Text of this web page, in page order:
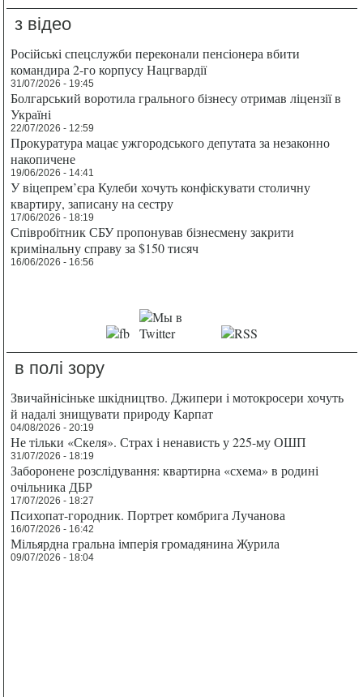
з відео
Російські спецслужби переконали пенсіонера вбити
командира 2-го корпусу Нацгвардії
31/07/2026 - 19:45
Болгарський воротила грального бізнесу отримав ліцензії в
Україні
22/07/2026 - 12:59
Прокуратура мацає ужгородського депутата за незаконно
накопичене
19/06/2026 - 14:41
У віцепрем’єра Кулеби хочуть конфіскувати столичну
квартиру, записану на сестру
17/06/2026 - 18:19
Співробітник СБУ пропонував бізнесмену закрити
кримінальну справу за $150 тисяч
16/06/2026 - 16:56
в полі зору
Звичайнісіньке шкідництво. Джипери і мотокросери хочуть
й надалі знищувати природу Карпат
04/08/2026 - 20:19
Не тільки «Скеля». Страх і ненависть у 225-му ОШП
31/07/2026 - 18:19
Заборонене розслідування: квартирна «схема» в родині
очільника ДБР
17/07/2026 - 18:27
Психопат-городник. Портрет комбрига Лучанова
16/07/2026 - 16:42
Мільярдна гральна імперія громадянина Журила
09/07/2026 - 18:04